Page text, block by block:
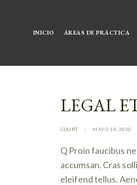
INICIO ÁREAS DE PRÁCTICA
LEGAL
COURT MAYO 14, 2020
Q Proin faucibus
accumsan. Cras
eleifend tellus.